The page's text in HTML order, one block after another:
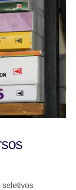
seletivos